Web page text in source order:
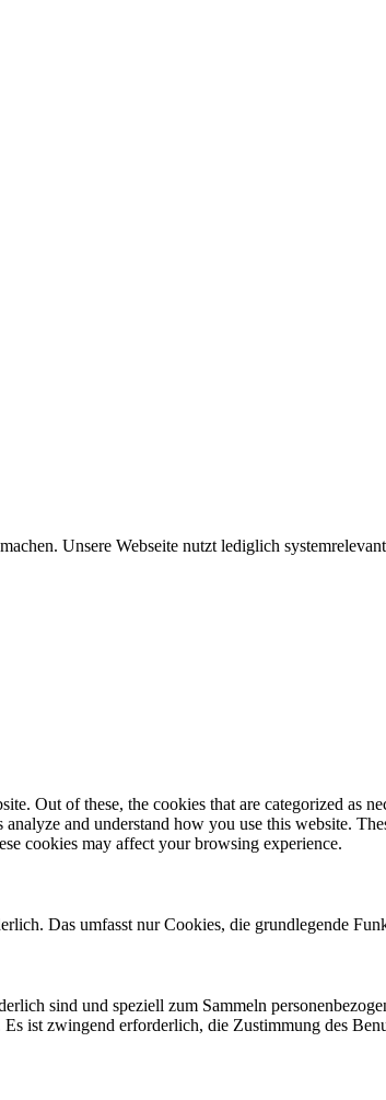
Unsere Webseite nutzt lediglich
Out of these, the cookies that are categorized as
and understand how you use this website.
cookies may affect your browsing experience.
Das umfasst nur Cookies, die grundlegende
sind und speziell zum Sammeln
ist zwingend erforderlich, die Zustimmung des